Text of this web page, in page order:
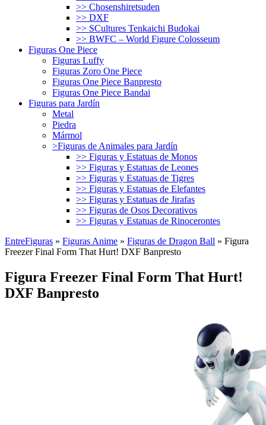
>> Chosenshiretsuden
>> DXF
>> SCultures Tenkaichi Budokai
>> BWFC – World Figure Colosseum
Figuras One Piece
Figuras Luffy
Figuras Zoro One Piece
Figuras One Piece Banpresto
Figuras One Piece Bandai
Figuras para Jardín
Metal
Piedra
Mármol
>Figuras de Animales para Jardín
>> Figuras y Estatuas de Monos
>> Figuras y Estatuas de Leones
>> Figuras y Estatuas de Tigres
>> Figuras y Estatuas de Elefantes
>> Figuras y Estatuas de Jirafas
>> Figuras de Osos Decorativos
>> Figuras y Estatuas de Rinocerontes
EntreFiguras » Figuras Anime » Figuras de Dragon Ball » Figura
Freezer Final Form That Hurt! DXF Banpresto
Figura Freezer Final Form That Hurt!
DXF Banpresto